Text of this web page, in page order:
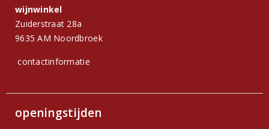
wijnwinkel
Zuiderstraat 28a
9635 AM Noordbroek
contactinformatie
openingstijden